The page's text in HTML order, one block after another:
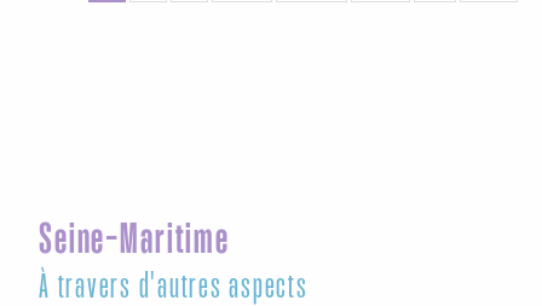
Seine-Maritime
À travers d'autres aspects